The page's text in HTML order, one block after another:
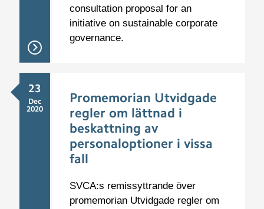
consultation proposal for an
initiative on sustainable corporate
governance.
23
Dec
2020
Promemorian Utvidgade
regler om lättnad i
beskattning av
personaloptioner i vissa
fall
SVCA:s remissyttrande över
promemorian Utvidgade regler om